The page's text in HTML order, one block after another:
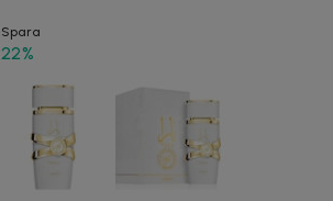
Spara
22%